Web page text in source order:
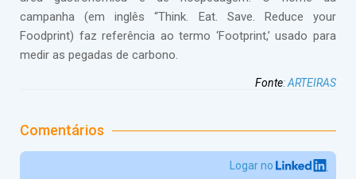
campanha (em inglês “Think. Eat. Save. Reduce your
Foodprint) faz referência ao termo ‘Footprint,’ usado para
medir as pegadas de carbono.
Fonte:ARTEIRAS
Comentários
Logar no